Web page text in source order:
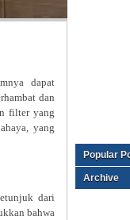
dapat
dan
filter yang
yang
dari
bahwa
Popular
Archive